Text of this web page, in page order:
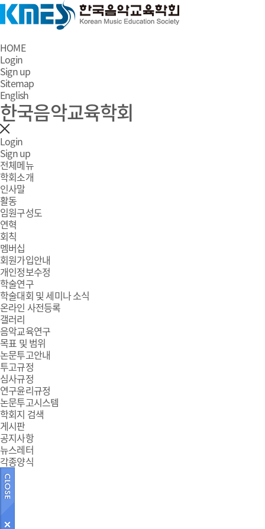
HOME
Login
Sign up
Sitemap
English
한국음악교육학회
Login
Sign up
전체메뉴
학회소개
인사말
활동
임원구성도
연혁
회칙
멤버십
회원가입안내
개인정보수정
학술연구
학술대회 및 세미나 소식
온라인 사전등록
갤러리
음악교육연구
목표 및 범위
논문투고안내
투고규정
심사규정
연구윤리규정
논문투고시스템
학회지 검색
게시판
공지사항
뉴스레터
각종양식